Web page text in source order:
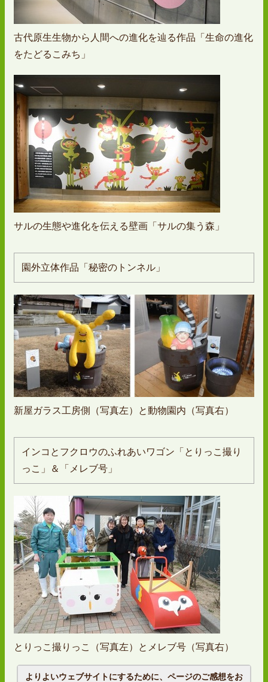
古代原生生物から人間への進化を辿る作品「生命の進化
をたどるこみち」
サルの生態や進化を伝える壁画「サルの集う森」
園外立体作品「秘密のトンネル」
新屋ガラス工房側（写真左）と動物園内（写真右）
インコとフクロウのふれあいワゴン「とりっこ撮り
っこ」＆「メレブ号」
とりっこ撮りっこ（写真左）とメレブ号（写真右）
よりよいウェブサイトにするために、ページのご感想をお